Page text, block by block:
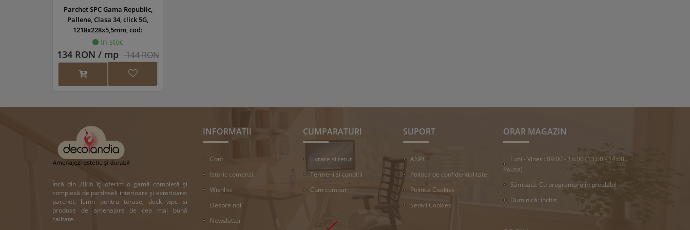
Parchet SPC Gama Republic,
Pallene, Clasa 34, click 5G,
1218x228x5,5mm, cod:
45857/0167
In stoc
134 RON / mp 144 RON
Încă din 2006 îți oferim o gamă completă și
complexă de pardoseli interioare și exterioare:
parchet, lemn pentru terase, deck wpc si
produse de amenajare de cea mai bună
calitate.
INFORMATII
Cont
Istoric comenzi
Wishlist
Despre noi
Newsletter
CUMPARATURI
Livrare si retur
Termeni si conditii
Cum cumpar
SUPORT
ANPC
Politica de confidentialitate
Politica Cookies
Setari Cookies
ORAR MAGAZIN
Luni - Vineri: 09:00 - 18:00 (13:00 - 14:00
Pauza)
Sâmbătă: Cu programare în prealabil
Duminică: închis